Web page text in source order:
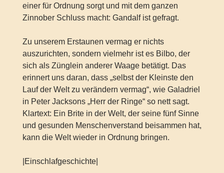
einer für Ordnung sorgt und mit dem ganzen
Zinnober Schluss macht: Gandalf ist gefragt.
Zu unserem Erstaunen vermag er nichts
auszurichten, sondern vielmehr ist es Bilbo, der
sich als Zünglein anderer Waage betätigt. Das
erinnert uns daran, dass „selbst der Kleinste den
Lauf der Welt zu verändern vermag“, wie Galadriel
in Peter Jacksons „Herr der Ringe“ so nett sagt.
Klartext: Ein Brite in der Welt, der seine fünf Sinne
und gesunden Menschenverstand beisammen hat,
kann die Welt wieder in Ordnung bringen.
|Einschlafgeschichte|